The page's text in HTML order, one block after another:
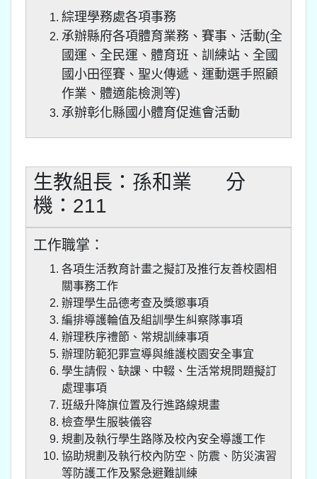
綜理學務處各項事務
承辦縣府各項體育業務、賽事、活動(全
國運、全民運、體育班、訓練站、全國
國小田徑賽、聖火傳遞、運動選手照顧
作業、體適能檢測等)
承辦彰化縣國小體育促進會活動
生教組長：孫和業 分
機：211
工作職掌：
各項生活教育計畫之擬訂及推行友善校園相
關事務工作
辦理學生品德考查及獎懲事項
編排導護輪值及組訓學生糾察隊事項
辦理秩序禮節、常規訓練事項
辦理防範犯罪宣導與維護校園安全事宜
學生請假、缺課、中輟、生活常規問題擬訂
處理事項
班級升降旗位置及行進路線規畫
檢查學生服裝儀容
規劃及執行學生路隊及校內安全導護工作
協助規劃及執行校內防空、防震、防災演習
等防護工作及緊急避難訓練